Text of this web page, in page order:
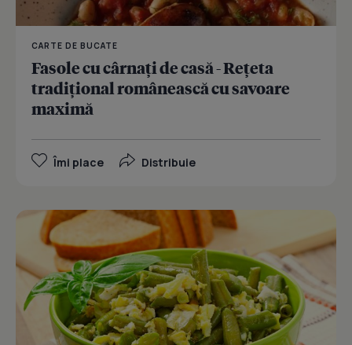
CARTE DE BUCATE
Fasole cu cârnați de casă - Rețeta
tradițional românească cu savoare
maximă
Îmi place Distribuie